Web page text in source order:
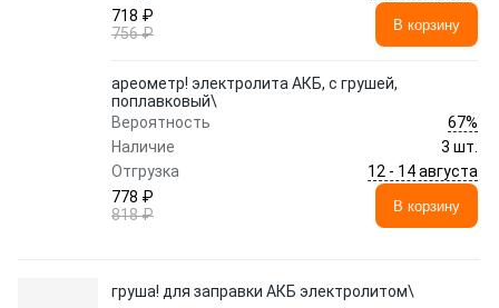
718 ₽
756 ₽
В корзину
ареометр! электролита АКБ, с грушей,
поплавковый\
Вероятность
67%
Наличие
3 шт.
Отгрузка
12 - 14 августа
778 ₽
818 ₽
В корзину
груша! для заправки АКБ электролитом\